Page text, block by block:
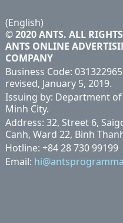
(English)
© 2020 ANTS. ALL RIGHTS
ANTS ONLINE
COMPANY
Business Code:
revised, January 5, 2019.
Issuing by: Department
Minh City.
Address: 32, Street 6,
Canh, Ward 22, Binh
Hotline: +84 28 730 99199
Email: